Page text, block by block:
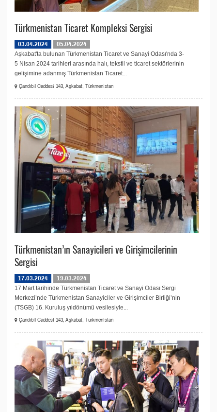
Türkmenistan Ticaret Kompleksi Sergisi
03.04.2024
05.04.2024
Aşkabat'ta bulunan Türkmenistan Ticaret ve Sanayi Odası'nda 3-
5 Nisan 2024 tarihleri arasında halı, tekstil ve ticaret sektörlerinin
gelişimine adanmış Türkmenistan Ticaret...
Çandıbil Caddesi 143, Aşkabat, Türkmenistan
Türkmenistan’ın Sanayicileri ve Girişimcilerinin
Sergisi
17.03.2024
19.03.2024
17 Mart tarihinde Türkmenistan Ticaret ve Sanayi Odası Sergi
Merkezi’nde Türkmenistan Sanayiciler ve Girişimciler Birliği’nin
(TSGB) 16. Kuruluş yıldönümü vesilesiyle...
Çandıbil Caddesi 143, Aşkabat, Türkmenistan